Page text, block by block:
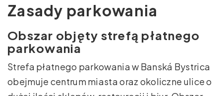
Zasady parkowania
Obszar objęty strefą płatnego
parkowania
Strefa płatnego parkowania w Banská Bystrica
obejmuje centrum miasta oraz okoliczne ulice o